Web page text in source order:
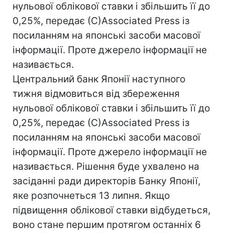
нульової облікової ставки і збільшить її до
0,25%, передає (С)Associated Press із
посиланням на японські засоби масової
інформації. Проте джерело інформації не
називається.
Центральний банк Японії наступного
тижня відмовиться від збереження
нульової облікової ставки і збільшить її до
0,25%, передає (С)Associated Press із
посиланням на японські засоби масової
інформації. Проте джерело інформації не
називається. Рішення буде ухвалено на
засіданні ради директорів Банку Японії,
яке розпочнеться 13 липня. Якщо
підвищення облікової ставки відбудеться,
воно стане першим протягом останніх 6